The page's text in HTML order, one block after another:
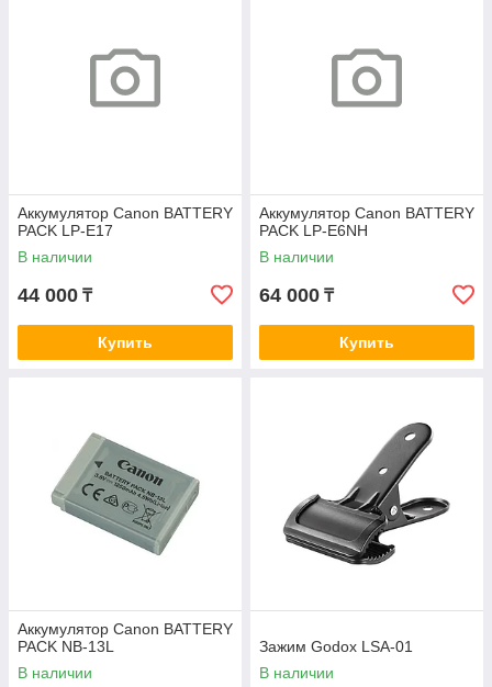
Аккумулятор Canon BATTERY
PACK LP-E17
В наличии
44 000 ₸
Купить
Аккумулятор Canon BATTERY
PACK LP-E6NH
В наличии
64 000 ₸
Купить
Аккумулятор Canon BATTERY
PACK NB-13L
В наличии
Зажим Godox LSA-01
В наличии